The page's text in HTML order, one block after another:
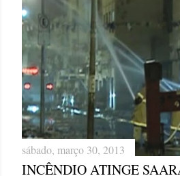
sábado, março 30, 2013
INCÊNDIO ATINGE